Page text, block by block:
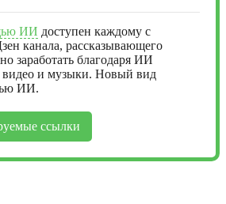
ИИ доступен каждому с
канала, рассказывающего
заработать благодаря ИИ
видео и музыки. Новый вид
ИИ.
ссылки